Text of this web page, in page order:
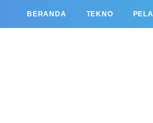
BERANDA TEKNO